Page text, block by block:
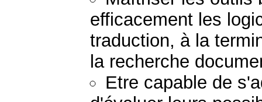
efficacement les
traduction, à la
la recherche
Etre capable de